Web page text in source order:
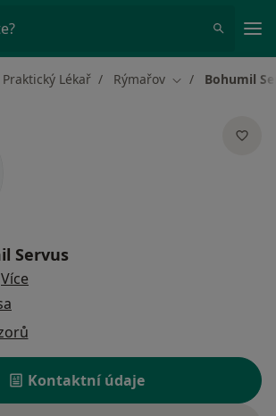
Praktický Lékař Rýmařov Změna města
Bohumil
Servus
Více
Kontaktní údaje